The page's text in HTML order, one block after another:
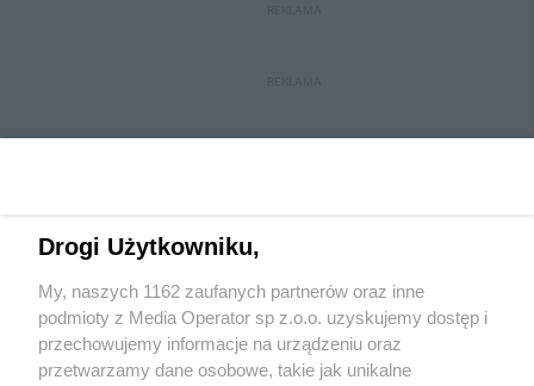
Wydawca mediówlokalnych
Drogi Użytkowniku,
My, naszych 1162 zaufanych partnerów oraz inne
podmioty z Media Operator sp z.o.o. uzyskujemy dostęp i
przechowujemy informacje na urządzeniu oraz
przetwarzamy dane osobowe, takie jak unikalne